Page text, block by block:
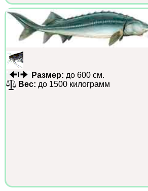
Размер: до 600 см.
Вес: до 1500 килограмм